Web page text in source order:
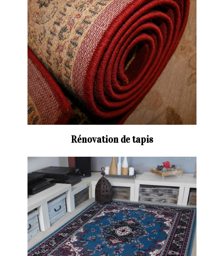
Rénovation de tapis